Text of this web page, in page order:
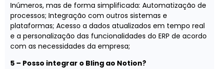
Inúmeros, mas de forma simplificada: Automatização de
processos; Integração com outros sistemas e
plataformas; Acesso a dados atualizados em tempo real
e a personalização das funcionalidades do ERP de acordo
com as necessidades da empresa;
5 – Posso integrar o Bling ao Notion?